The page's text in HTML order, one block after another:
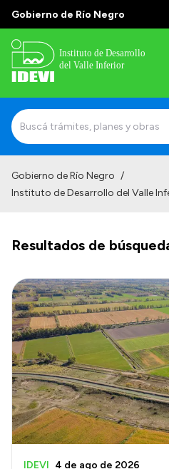
Gobierno de Río Negro
Normativa
Historia
Gobierno de Río Negro /
Instituto de Desarrollo del Valle
Resultados de
IDEVI 4 de ago de 2026